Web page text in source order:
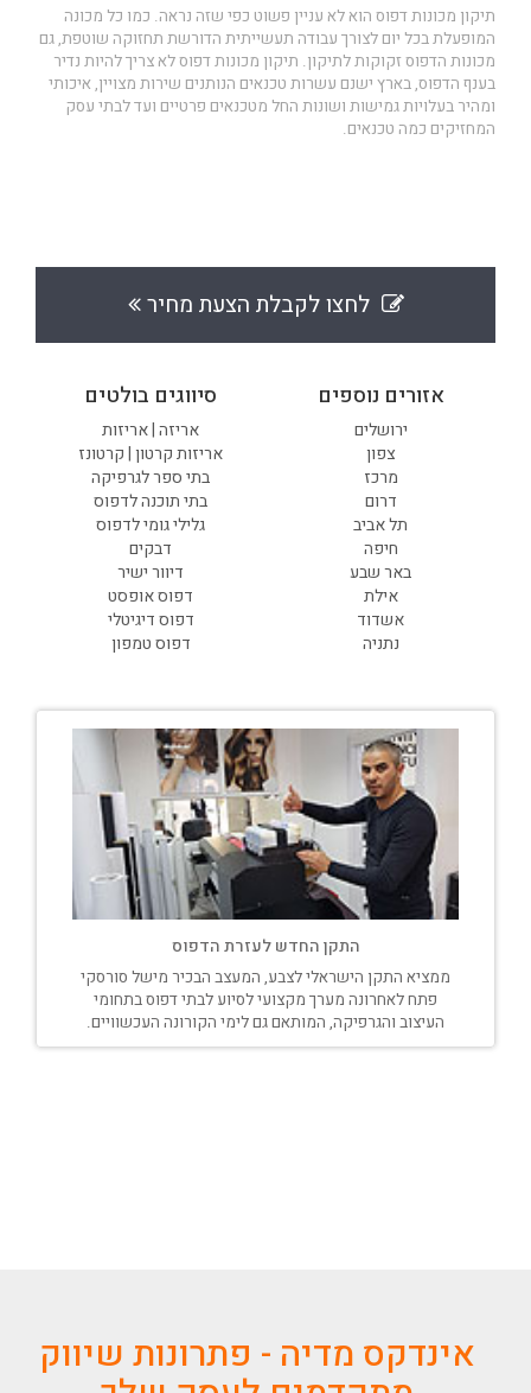
תיקון מכונות דפוס הוא לא עניין פשוט כפי שזה נראה. כמו כל מכונה
המופעלת בכל יום לצורך עבודה תעשייתית הדורשת תחזוקה שוטפת, גם
מכונות הדפוס זקוקות לתיקון. תיקון מכונות דפוס לא צריך להיות נדיר
בענף הדפוס, בארץ ישנם עשרות טכנאים הנותנים שירות מצויין, איכותי
ומהיר בעלויות גמישות ושונות החל מטכנאים פרטיים ועד לבתי עסק
המחזיקים כמה טכנאים.
לחצו לקבלת הצעת מחיר
סיווגים בולטים
אריזה | אריזות
אריזות קרטון | קרטונז
בתי ספר לגרפיקה
בתי תוכנה לדפוס
גלילי גומי לדפוס
דבקים
דיוור ישיר
דפוס אופסט
דפוס דיגיטלי
דפוס טמפון
אזורים נוספים
ירושלים
צפון
מרכז
דרום
תל אביב
חיפה
באר שבע
אילת
אשדוד
נתניה
התקן החדש לעזרת הדפוס
ממציא התקן הישראלי לצבע, המעצב הבכיר מישל סורסקי
פתח לאחרונה מערך מקצועי לסיוע לבתי דפוס בתחומי
העיצוב והגרפיקה, המותאם גם לימי הקורונה העכשוויים.
אינדקס מדיה - פתרונות שיווק